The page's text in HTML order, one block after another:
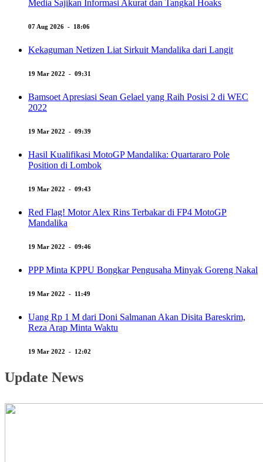
Media Sajikan Informasi Akurat dan Tangkal Hoaks
07 Aug 2026 - 18:06
Kekaguman Netizen Liat Sirkuit Mandalika dari Langit
19 Mar 2022 - 09:31
Bamsoet Apresiasi Sean Gelael yang Raih Posisi 2 di WEC
2022
19 Mar 2022 - 09:39
Hasil Kualifikasi MotoGP Mandalika: Quartararo Pole
Position di Lombok
19 Mar 2022 - 09:43
Red Flag! Motor Alex Rins Terbakar di FP4 MotoGP
Mandalika
19 Mar 2022 - 09:46
PPP Minta KPPU Bongkar Pengusaha Minyak Goreng Nakal
19 Mar 2022 - 11:49
Uang Rp 1 M dari Doni Salmanan Akan Disita Bareskrim,
Reza Arap Minta Waktu
19 Mar 2022 - 12:02
Update News